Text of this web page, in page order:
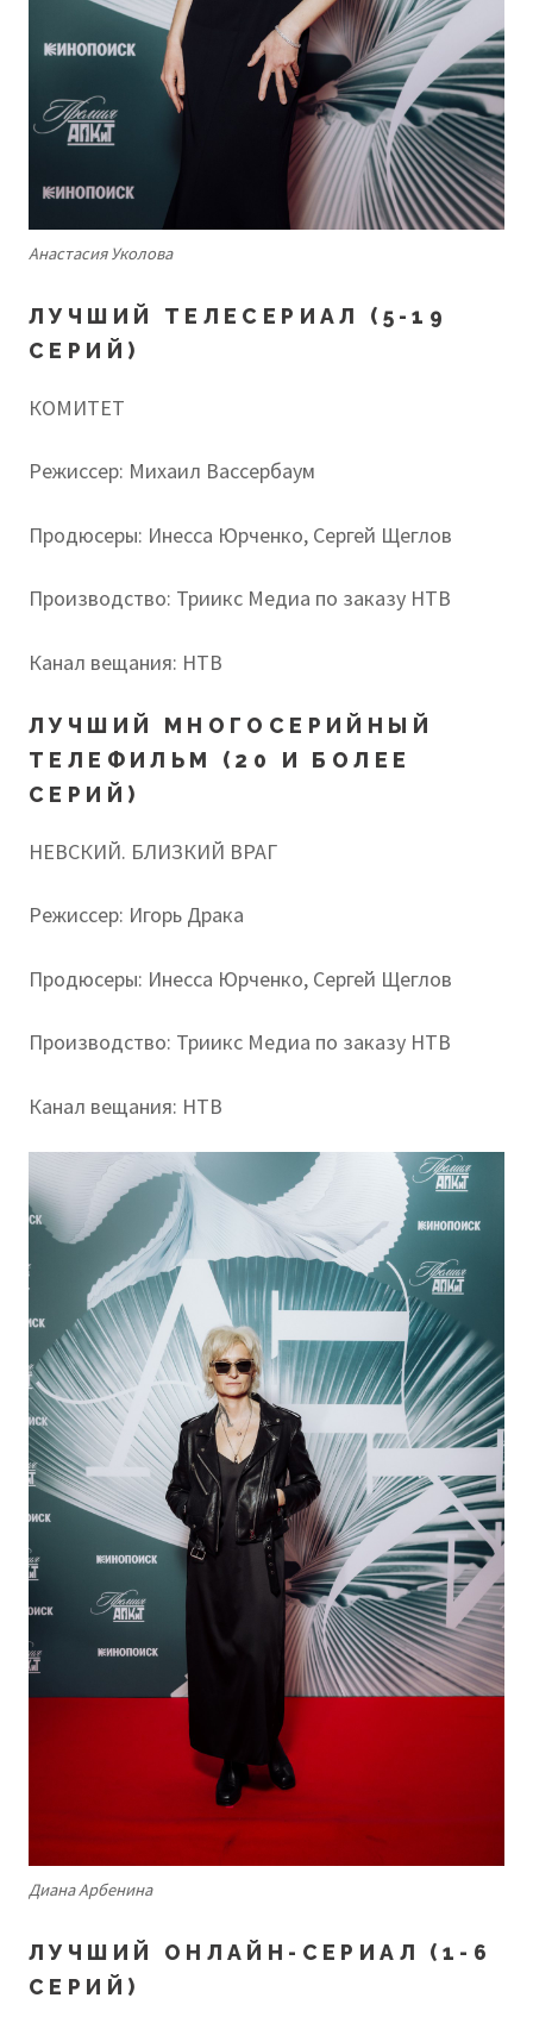
Анастасия Уколова
ЛУЧШИЙ ТЕЛЕСЕРИАЛ (5-19
СЕРИЙ)
КОМИТЕТ
Режиссер: Михаил Вассербаум
Продюсеры: Инесса Юрченко, Сергей Щеглов
Производство: Триикс Медиа по заказу НТВ
Канал вещания: НТВ
ЛУЧШИЙ МНОГОСЕРИЙНЫЙ
ТЕЛЕФИЛЬМ (20 И БОЛЕЕ
СЕРИЙ)
НЕВСКИЙ. БЛИЗКИЙ ВРАГ
Режиссер: Игорь Драка
Продюсеры: Инесса Юрченко, Сергей Щеглов
Производство: Триикс Медиа по заказу НТВ
Канал вещания: НТВ
Диана Арбенина
ЛУЧШИЙ ОНЛАЙН-СЕРИАЛ (1-6
СЕРИЙ)